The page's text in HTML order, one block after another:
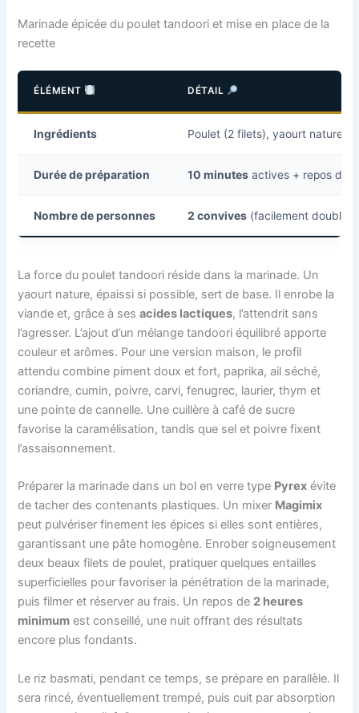
Marinade épicée du poulet tandoori et mise en place de la
recette
ÉLÉMENT DÉTAIL
Ingrédients Poulet (2 filets), yaourt nature
Durée de préparation 10 minutes actives + repos de
Nombre de personnes 2 convives (facilement
La force du poulet tandoori réside dans la marinade. Un
yaourt nature, épaissi si possible, sert de base. Il enrobe la
viande et, grâce à sesacides lactiques, l’attendrit sans
l’agresser. L’ajout d’un mélange tandoori équilibré apporte
couleur et arômes. Pour une version maison, le profil
attendu combine piment doux et fort, paprika, ail séché,
coriandre, cumin, poivre, carvi, fenugrec, laurier, thym et
une pointe de cannelle. Une cuillère à café de sucre
favorise la caramélisation, tandis que sel et poivre fixent
l’assaisonnement.
Préparer la marinade dans un bol en verre type Pyrex évite
de tacher des contenants plastiques. Un mixer Magimix
peut pulvériser finement les épices si elles sont entières,
garantissant une pâte homogène. Enrober soigneusement
deux beaux filets de poulet, pratiquer quelques entailles
superficielles pour favoriser la pénétration de la marinade,
puis filmer et réserver au frais. Un repos de 2 heures
minimum est conseillé, une nuit offrant des résultats
encore plus fondants.
Le riz basmati, pendant ce temps, se prépare en parallèle. Il
sera rincé, éventuellement trempé, puis cuit par absorption